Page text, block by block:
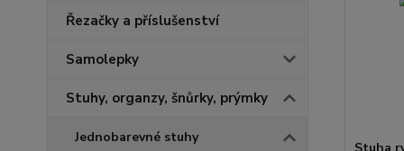
Řezačky a příslušenství
Samolepky
Stuhy, organzy, šnůrky, prýmky
Jednobarevné stuhy